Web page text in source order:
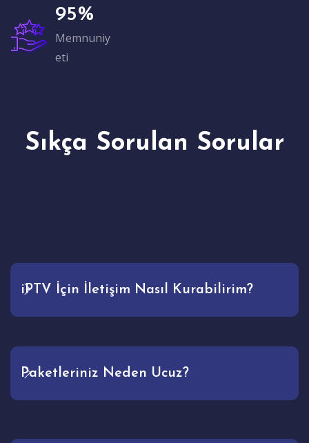
95%
Memnuniy
eti
Sıkça Sorulan Sorular
iPTV İçin İletişim Nasıl Kurabilirim?
Paketleriniz Neden Ucuz?